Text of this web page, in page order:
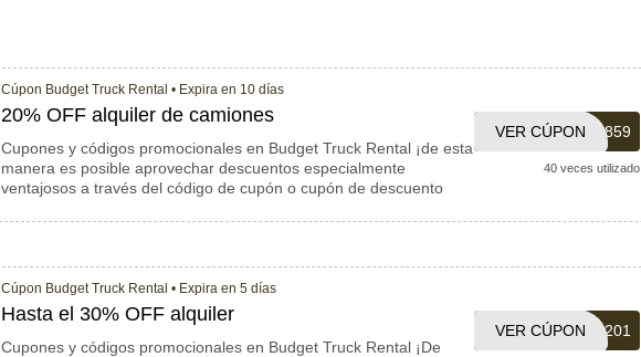
Cúpon Budget Truck Rental • Expira en 10 días
20% OFF alquiler de camiones
Cupones y códigos promocionales en Budget Truck Rental ¡de esta
manera es posible aprovechar descuentos especialmente
ventajosos a través del código de cupón o cupón de descuento
56000256859
VER CÚPON
40 veces utilizado
Cúpon Budget Truck Rental • Expira en 5 días
Hasta el 30% OFF alquiler
Cupones y códigos promocionales en Budget Truck Rental ¡De
D436201
VER CÚPON